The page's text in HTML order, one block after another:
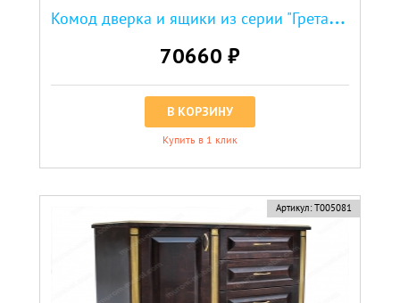
К
омод дверка и ящики из серии "Грета" (сосна, резьба береза)
70660 ₽
В КОРЗИНУ
Купить в 1 клик
Артикул: Т005081